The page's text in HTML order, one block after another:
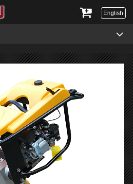
English